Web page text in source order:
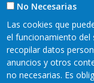
No Necesarias
Las cookies que
el funcionamiento del
recopilar datos
anuncios y otros
no necesarias. Es